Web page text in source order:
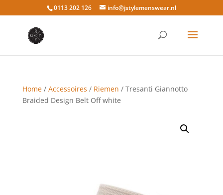
0113 202 126 info@jstylemenswear.nl
Home/ Accessoires / Riemen / Tresanti Giannotto
Braided Design Belt Off white